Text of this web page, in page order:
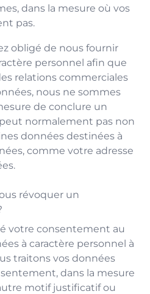
dans la mesure où vos
pas.
obligé de nous fournir
personnel afin que
relations commerciales
nous ne sommes
de conclure un
normalement pas non
données destinées à
comme votre adresse
révoquer un
votre consentement au
à caractère personnel à
traitons vos données
dans la mesure
motif justificatif ou